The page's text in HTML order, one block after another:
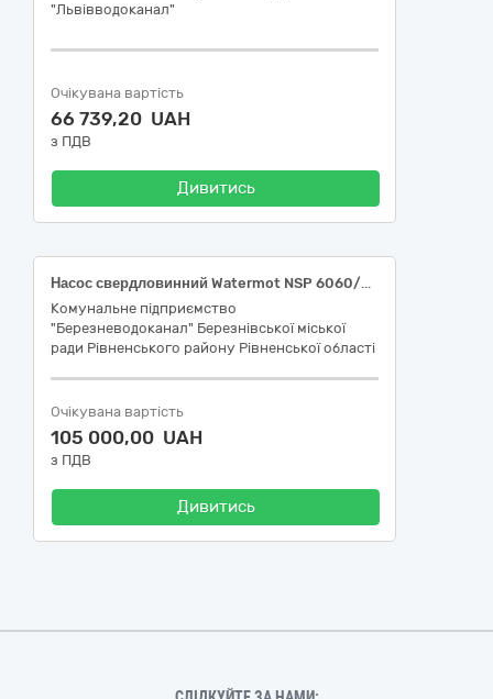
"Львівводоканал"
Очікувана вартість
66 739,20 UAH
з ПДВ
Дивитись
Насос свердловинний Watermot NSP 6060/09 18.5 кВт. (або еквівалент)
Комунальне підприємство
"Березневодоканал" Березнівської міської
ради Рівненського району Рівненської області
Очікувана вартість
105 000,00 UAH
з ПДВ
Дивитись